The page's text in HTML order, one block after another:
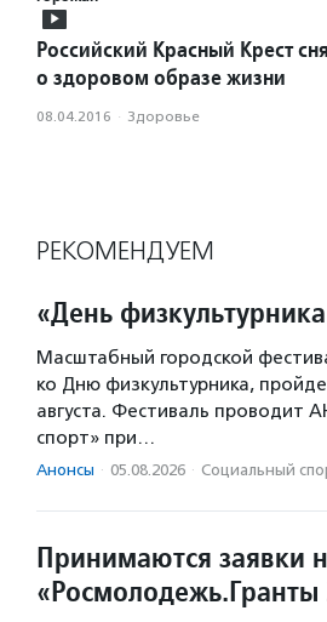
Российский Красный Крест
о здоровом образе жизни
08.04.2016 · Здоровье
РЕКОМЕНДУЕМ
«День
Масштабный городской
ко Дню физкультурника,
августа. Фестиваль проводит
спорт» при…
Анонсы · 05.08.2026 · Социальный
Принимаются заявки
«Росмолодежь.Гранты